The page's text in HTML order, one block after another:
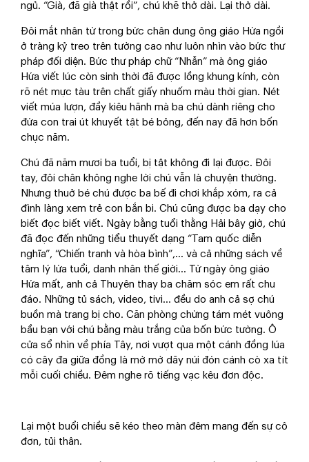
ngủ. “Già, đã già thật rồi”, chú khẽ thở dài. Lại thở dài.
Đôi mắt nhân từ trong bức chân dung ông giáo Hứa ngồi
ở tràng kỷ treo trên tường cao như luôn nhìn vào bức thư
pháp đối diện. Bức thư pháp chữ “Nhẫn” mà ông giáo
Hứa viết lúc còn sinh thời đã được lồng khung kính, còn
rõ nét mực tàu trên chất giấy nhuốm màu thời gian. Nét
viết múa lượn, đầy kiêu hãnh mà ba chú dành riêng cho
đứa con trai út khuyết tật bé bỏng, đến nay đã hơn bốn
chục năm.
Chú đã năm mươi ba tuổi, bị tật không đi lại được. Đôi
tay, đôi chân không nghe lời chú vẫn là chuyện thường.
Nhưng thuở bé chú được ba bế đi chơi khắp xóm, ra cả
đình làng xem trẻ con bắn bi. Chú cũng được ba dạy cho
biết đọc biết viết. Ngày bằng tuổi thằng Hải bây giờ, chú
đã đọc đến những tiểu thuyết dạng “Tam quốc diễn
nghĩa”, “Chiến tranh và hòa bình”,... và cả những sách về
tâm lý lứa tuổi, danh nhân thế giới... Từ ngày ông giáo
Hứa mất, anh cả Thuyên thay ba chăm sóc em rất chu
đáo. Những tủ sách, video, tivi... đều do anh cả sợ chú
buồn mà trang bị cho. Căn phòng chừng tám mét vuông
bầu bạn với chú bằng màu trắng của bốn bức tường. Ô
cửa sổ nhìn về phía Tây, nơi vượt qua một cánh đồng lúa
có cây đa giữa đồng là mờ mờ dãy núi đón cánh cò xa tít
mỗi cuối chiều. Đêm nghe rõ tiếng vạc kêu đơn độc.
Lại một buổi chiều sẽ kéo theo màn đêm mang đến sự cô
đơn, tủi thân.